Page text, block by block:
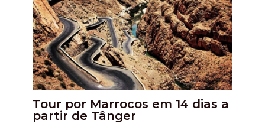
Tour por Marrocos em 14 dias a
partir de Tânger